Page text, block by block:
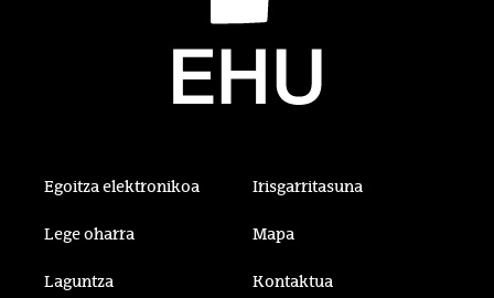
Egoitza elektronikoa Irisgarritasuna
Lege oharra Mapa
Laguntza Kontaktua